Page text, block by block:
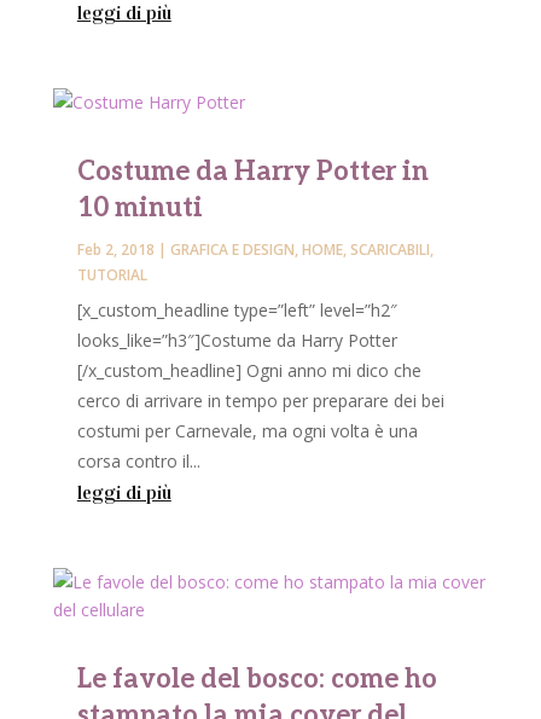
leggi di più
Costume da Harry Potter in
10 minuti
Feb 2, 2018 | GRAFICA E DESIGN,HOME,SCARICABILI,
TUTORIAL
[x_custom_headline type=”left” level=”h2″
looks_like=”h3″]Costume da Harry Potter
[/x_custom_headline] Ogni anno mi dico che
cerco di arrivare in tempo per preparare dei bei
costumi per Carnevale, ma ogni volta è una
corsa contro il...
leggi di più
Le favole del bosco: come ho